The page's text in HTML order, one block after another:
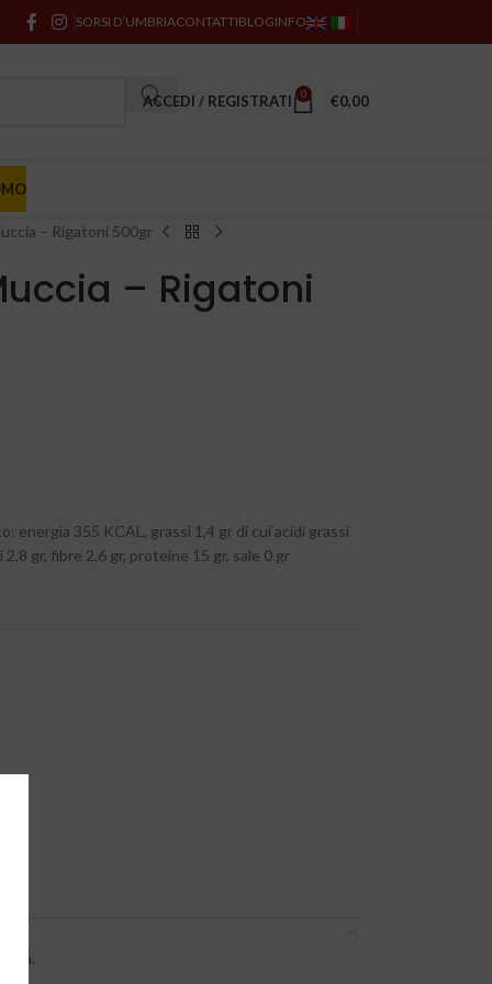
SORSI D’UMBRIACONTATTIBLOGINFO
ACCEDI / REGISTRATI 0 €0,00
– Rigatoni 500gr
– Rigatoni
energia 355 KCAL, grassi 1,4 gr di cui acidi grassi
gr, fibre 2,6 gr, proteine 15 gr, sale 0 gr